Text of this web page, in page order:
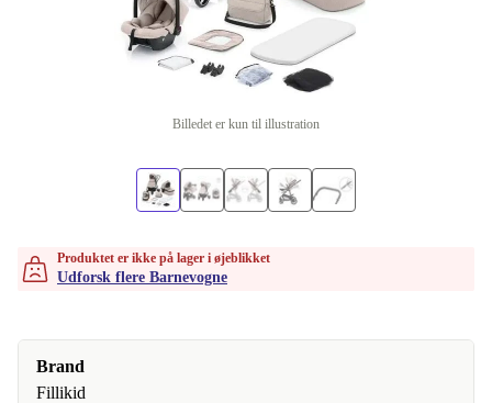
Billedet er kun til illustration
Produktet er ikke på lager i øjeblikket
Udforsk flere Barnevogne
Brand
Fillikid